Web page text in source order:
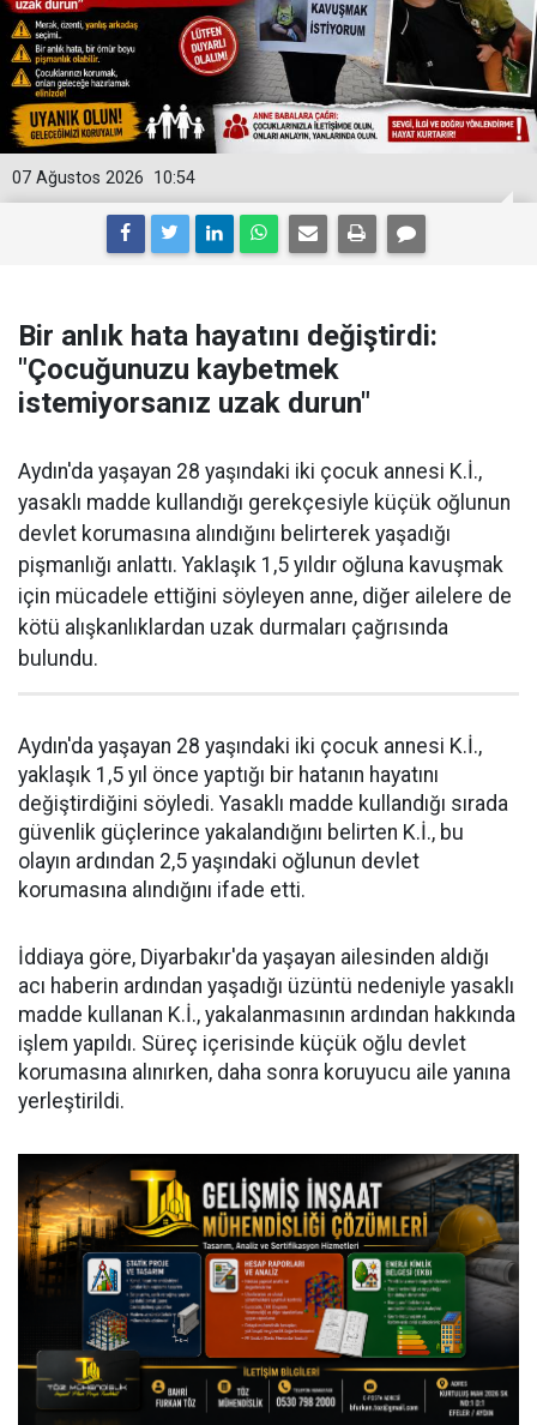
10:54
07 Ağustos 2026
Bir anlık hata hayatını değiştirdi:
"Çocuğunuzu kaybetmek
istemiyorsanız uzak durun"
Aydın'da yaşayan 28 yaşındaki iki çocuk annesi K.İ.,
yasaklı madde kullandığı gerekçesiyle küçük oğlunun
devlet korumasına alındığını belirterek yaşadığı
pişmanlığı anlattı. Yaklaşık 1,5 yıldır oğluna kavuşmak
için mücadele ettiğini söyleyen anne, diğer ailelere de
kötü alışkanlıklardan uzak durmaları çağrısında
bulundu.
Aydın'da yaşayan 28 yaşındaki iki çocuk annesi K.İ.,
yaklaşık 1,5 yıl önce yaptığı bir hatanın hayatını
değiştirdiğini söyledi. Yasaklı madde kullandığı sırada
güvenlik güçlerince yakalandığını belirten K.İ., bu
olayın ardından 2,5 yaşındaki oğlunun devlet
korumasına alındığını ifade etti.
İddiaya göre, Diyarbakır'da yaşayan ailesinden aldığı
acı haberin ardından yaşadığı üzüntü nedeniyle yasaklı
madde kullanan K.İ., yakalanmasının ardından hakkında
işlem yapıldı. Süreç içerisinde küçük oğlu devlet
korumasına alınırken, daha sonra koruyucu aile yanına
yerleştirildi.